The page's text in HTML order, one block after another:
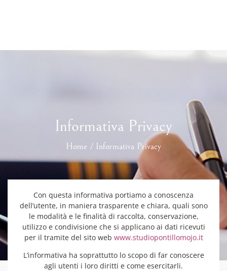
Informativa Privacy
Home / Informativa Privacy
Con questa informativa portiamo a conoscenza
dell’utente, in maniera trasparente e chiara, quali sono
le modalità e le finalità di raccolta, conservazione,
utilizzo e condivisione che si applicano ai dati ricevuti
per il tramite del sito web www.studiopontillomojo.it
L’informativa ha soprattutto lo scopo di far conoscere
agli utenti i loro diritti e come esercitarli.